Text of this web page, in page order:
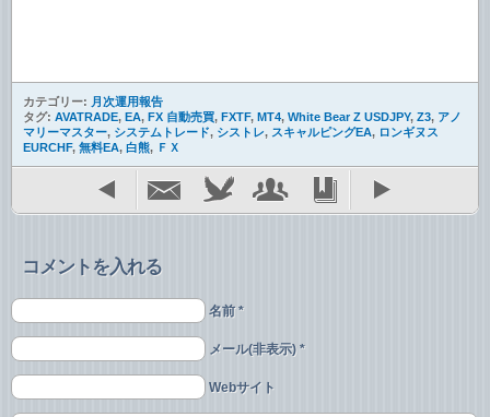
カテゴリー: 月次運用報告
タグ: AVATRADE, EA, FX 自動売買, FXTF, MT4, White Bear Z USDJPY, Z3, アノ
マリーマスター, システムトレード, シストレ, スキャルピングEA, ロンギヌス
EURCHF, 無料EA, 白熊, ＦＸ
コメントを入れる
名前 *
メール(非表示) *
Webサイト